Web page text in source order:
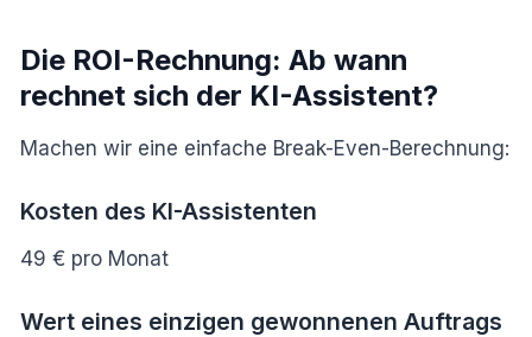
Die ROI-Rechnung: Ab wann
rechnet sich der KI-Assistent?
Machen wir eine einfache Break-Even-Berechnung:
Kosten des KI-Assistenten
49 € pro Monat
Wert eines einzigen gewonnenen Auftrags